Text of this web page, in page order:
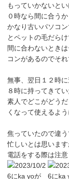
もっていかないと
０時なら間に合う
かなり古いパソコ
とペットの毛だら
間に合わないとき
コンがあるのでそ
無事、翌日１２時
８時に持ってきてい
素人でどこがどう
くなって使えるよ
焦っていたので違
忙しいとは思いま
電話をする際は注